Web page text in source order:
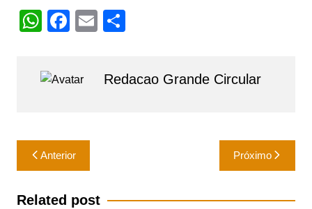
W
at
s
p
F
e
o
k
E S
e
Redacao Grande Circular
Navegação
de
Post
Anterior Próximo
Related post